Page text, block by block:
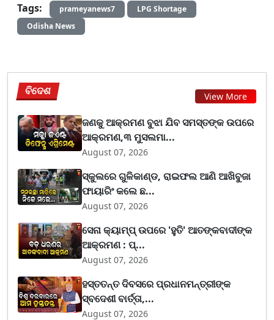
Tags:
prameyanews7
LPG Shortage
Odisha News
ବିଦେଶ View More
ଜଣକୁ ଆକ୍ରମଣ ବୁଝା ଯିବ ସମସ୍ତଙ୍କ ଉପରେ
ଆକ୍ରମଣ,୩ ମୁସଲମା...
August 07, 2026
ସ୍କୁଲରେ ଗୁଳିକାଣ୍ଡ, ରାଇଫଲ ଆଣି ଆଖିବୁଜା
ଫାୟାରିଂ କଲେ ଛ...
August 07, 2026
ସେନା କ୍ୟାମ୍ପ୍ ଉପରେ 'ହୁତି' ଆତଙ୍କବାଦୀଙ୍କ
ଆକ୍ରମଣ : ପ୍...
August 07, 2026
ହସ୍ତତନ୍ତ ଦିବସରେ ପ୍ରଧାନମନ୍ତ୍ରୀଙ୍କ
ସ୍ବଦେଶୀ ବାର୍ତ୍ତା,...
August 07, 2026